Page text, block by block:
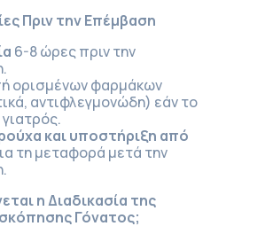
Πριν την Επέμβαση
6-8 ώρες πριν την
ορισμένων φαρμάκων
αντιφλεγμονώδη) εάν το
και υποστήριξη από
τη μεταφορά μετά την
η Διαδικασία της
Γόνατος;